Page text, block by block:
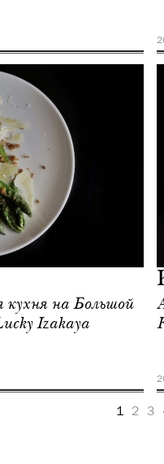
кухня на Большой
Izakaya
1 2 3